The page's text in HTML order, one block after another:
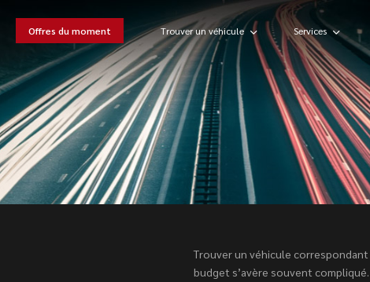
Offres du moment Trouver un véhicule Services
Trouver un véhicule
budget s’avère souvent